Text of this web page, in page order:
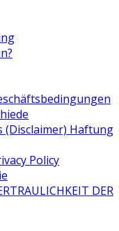
(Disclaimer) Haftung
Policy
DER